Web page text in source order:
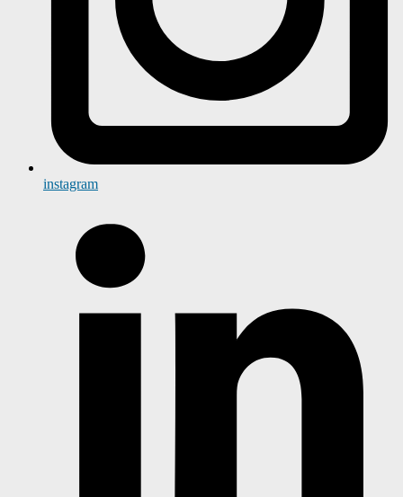
instagram